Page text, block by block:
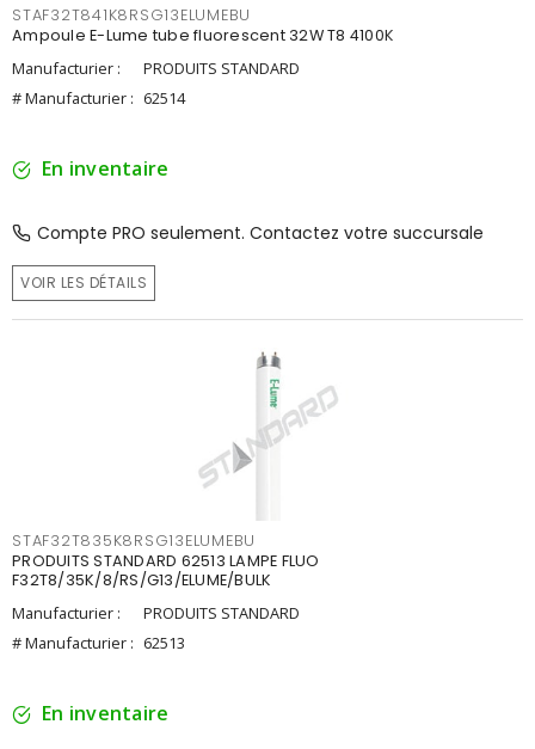
STAF32T841K8RSG13ELUMEBU
Ampoule E-Lume tube fluorescent 32W T8 4100K
Manufacturier :
PRODUITS STANDARD
# Manufacturier : 62514
En inventaire
Compte PRO seulement. Contactez votre succursale
VOIR LES DÉTAILS
STAF32T835K8RSG13ELUMEBU
PRODUITS STANDARD 62513 LAMPE FLUO
F32T8/35K/8/RS/G13/ELUME/BULK
Manufacturier :
PRODUITS STANDARD
# Manufacturier : 62513
En inventaire